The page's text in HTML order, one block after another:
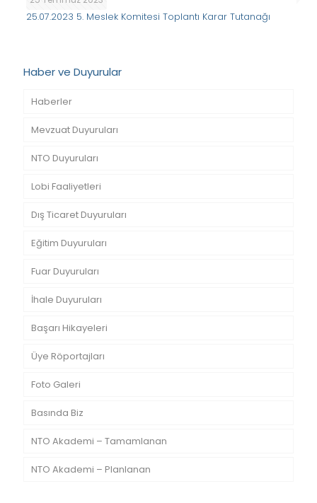
25.07.2023 5. Meslek Komitesi Toplantı Karar Tutanağı
Haber ve Duyurular
Haberler
Mevzuat Duyuruları
NTO Duyuruları
Lobi Faaliyetleri
Dış Ticaret Duyuruları
Eğitim Duyuruları
Fuar Duyuruları
İhale Duyuruları
Başarı Hikayeleri
Üye Röportajları
Foto Galeri
Basında Biz
NTO Akademi – Tamamlanan
NTO Akademi – Planlanan